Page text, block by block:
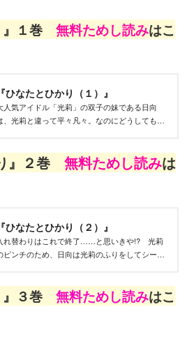
』１巻無料ためし読みはこ
『ひなたとひかり（１）』
人気アイドル「光莉」の双子の妹である日向
、光莉と違って平々凡々。なのにどうしてもと
り』２巻無料ためし読みは
『ひなたとひかり（２）』
れ替わりはこれで終了……と思いきや!? 光莉
ピンチのため、日向は光莉のふりをしてシーク
』３巻無料ためし読みはこ